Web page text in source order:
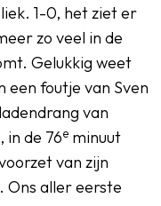
1-0, het ziet er
zo veel in de
Gelukkig weet
een foutje van Sven
van
in de 76e minuut
van zijn
Ons aller eerste